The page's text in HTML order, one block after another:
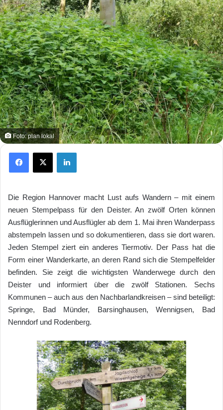
Foto: plan lokal
X
Die Region Hannover macht Lust aufs Wandern – mit einem
neuen Stempelpass für den Deister. An zwölf Orten können
Ausflüglerinnen und Ausflügler ab dem 1. Mai ihren Wanderpass
abstempeln lassen und so dokumentieren, dass sie dort waren.
Jeden Stempel ziert ein anderes Tiermotiv. Der Pass hat die
Form einer Wanderkarte, an deren Rand sich die Stempelfelder
befinden. Sie zeigt die wichtigsten Wanderwege durch den
Deister und informiert über die zwölf Stationen. Sechs
Kommunen – auch aus den Nachbarlandkreisen – sind beteiligt:
Springe, Bad Münder, Barsinghausen, Wennigsen, Bad
Nenndorf und Rodenberg.